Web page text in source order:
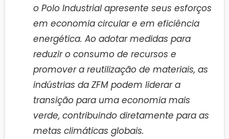
o Polo Industrial apresente seus esforços
em economia circular e em eficiência
energética. Ao adotar medidas para
reduzir o consumo de recursos e
promover a reutilização de materiais, as
indústrias da ZFM podem liderar a
transição para uma economia mais
verde, contribuindo diretamente para as
metas climáticas globais.